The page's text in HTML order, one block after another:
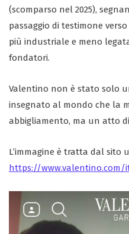
(scomparso nel 2025),
passaggio di testimone
più industriale e meno
fondatori.
Valentino non è stato solo
insegnato al mondo che la
abbigliamento, ma un atto
L’immagine è tratta dal sito
https://www.valentino.com/